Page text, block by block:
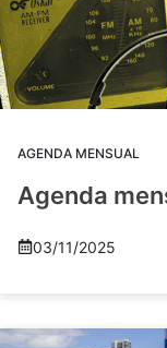
AGENDA MENSUAL
Agenda
03/11/2025